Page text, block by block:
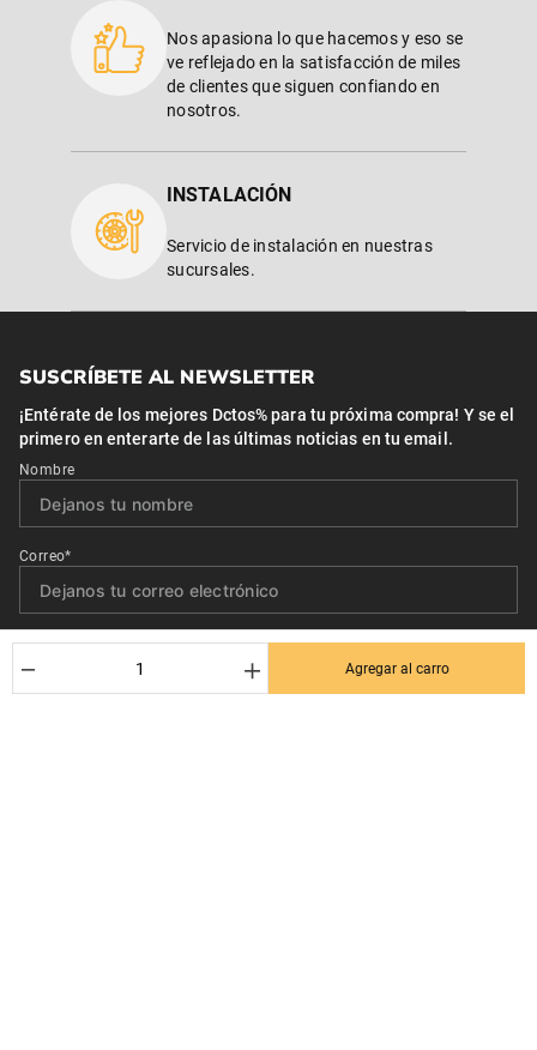
＋
－ Agregar al carro
Nos apasiona lo que hacemos y eso se
ve reflejado en la satisfacción de miles
de clientes que siguen confiando en
nosotros.
INSTALACIÓN
Servicio de instalación en nuestras
sucursales.
SUSCRÍBETE AL NEWSLETTER
¡Entérate de los mejores Dctos% para tu próxima compra! Y se el
primero en enterarte de las últimas noticias en tu email.
Nombre
Correo*
Quiero recibir el newsletter con promociones.